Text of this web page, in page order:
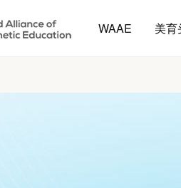
WAAE 美育